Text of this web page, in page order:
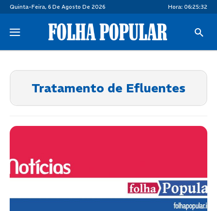
Quinta-Feira, 6 De Agosto De 2026 Hora: 06:25:32
Tratamento de Efluentes